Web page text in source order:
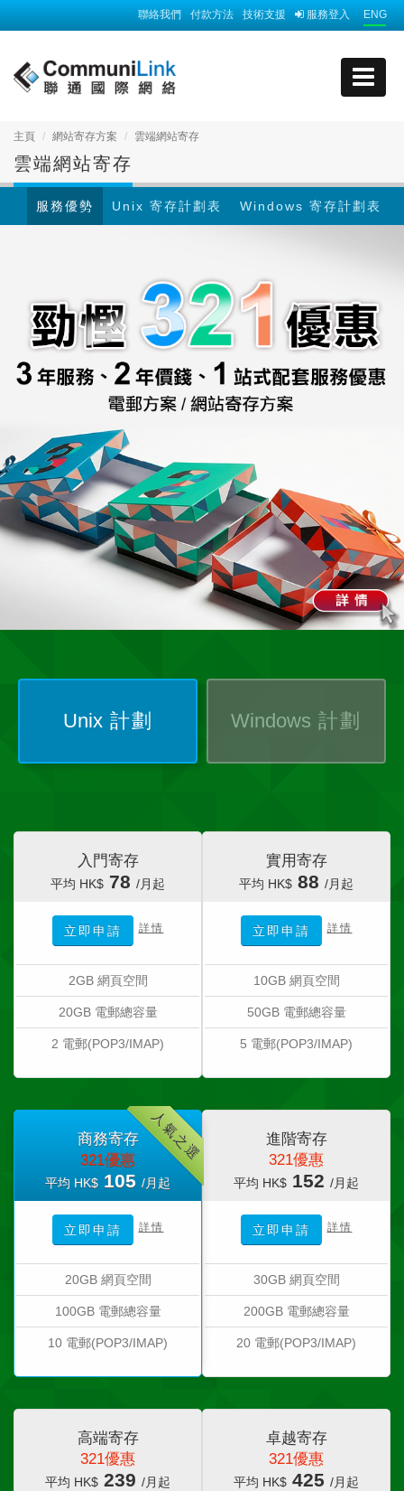
ENG
服務登入
技術支援
付款方法
聯絡我們
主頁 網站寄存方案 雲端網站寄存
雲端網站寄存
Windows 寄存計劃表
Unix 寄存計劃表
服務優勢
Unix計劃 Windows 計劃
入門寄存
平均 HK$ 78 /月起
立即申請 詳情
2GB 網頁空間
20GB 電郵總容量
2 電郵(POP3/IMAP)
實用寄存
平均 HK$ 88 /月起
立即申請 詳情
10GB 網頁空間
50GB 電郵總容量
5 電郵(POP3/IMAP)
人氣之選
商務寄存
321優惠
平均 HK$ 105 /月起
立即申請 詳情
20GB 網頁空間
100GB 電郵總容量
10 電郵(POP3/IMAP)
進階寄存
321優惠
平均 HK$ 152 /月起
立即申請 詳情
30GB 網頁空間
200GB 電郵總容量
20 電郵(POP3/IMAP)
高端寄存
321優惠
平均 HK$ 239 /月起
卓越寄存
321優惠
平均 HK$ 425 /月起